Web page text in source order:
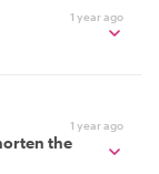
1 year ago
1 year ago
the